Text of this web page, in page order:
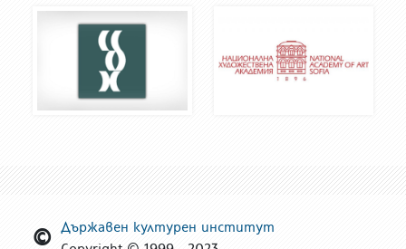
Държавен културен институт